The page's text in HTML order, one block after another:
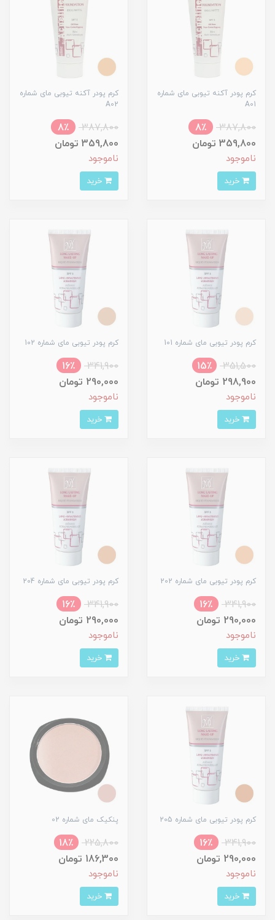
کرم پودر آکنه تیوبی مای شماره
A01
387,800
8٪
359,800 تومان
ناموجود
کرم پودر آکنه تیوبی مای شماره
A02
387,800
8٪
359,800 تومان
ناموجود
کرم پودر تیوبی مای شماره 101
351,500
15٪
298,900 تومان
ناموجود
کرم پودر تیوبی مای شماره 102
341,900
16٪
290,000 تومان
ناموجود
کرم پودر تیوبی مای شماره 202
341,900
16٪
290,000 تومان
ناموجود
کرم پودر تیوبی مای شماره 204
341,900
16٪
290,000 تومان
ناموجود
کرم پودر تیوبی مای شماره 205
341,900
16٪
290,000 تومان
ناموجود
پنکیک مای شماره 02
225,800
18٪
186,300 تومان
ناموجود